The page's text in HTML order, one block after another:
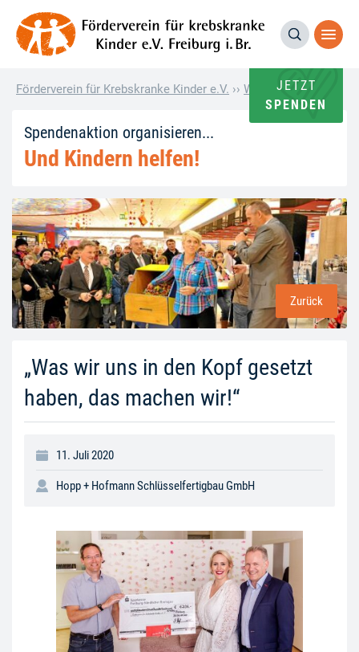
JETZT
SPENDEN
Förderverein für Krebskranke Kinder e.V. ›› Wie andere helfen
Spendenaktion organisieren...
Und Kindern helfen!
„Was wir uns in den Kopf gesetzt
haben, das machen wir!“
Zurück
11. Juli 2020
Hopp + Hofmann Schlüsselfertigbau GmbH